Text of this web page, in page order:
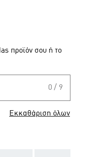
προϊόν σου ή το
0 / 9
Εκκαθάριση όλων